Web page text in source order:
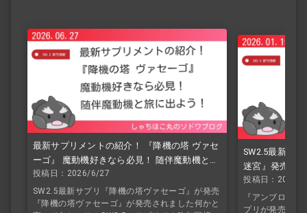
最新サプリメントの紹介！ 『降機の塔 ヴァセ
ーゴ』 魔動機好きなら必見！ 随伴魔動機と旅
に出よう！
投稿日：2026/6/27
SW2.5最新サプリ『降機の塔ヴァセーゴ』が発売
『降機の塔ヴァセーゴ』が発売されました何かと
SW2.5最新サ
迷宮』発売 サ
します！
投稿日：2026/
『アンブロシ
プリが発売され